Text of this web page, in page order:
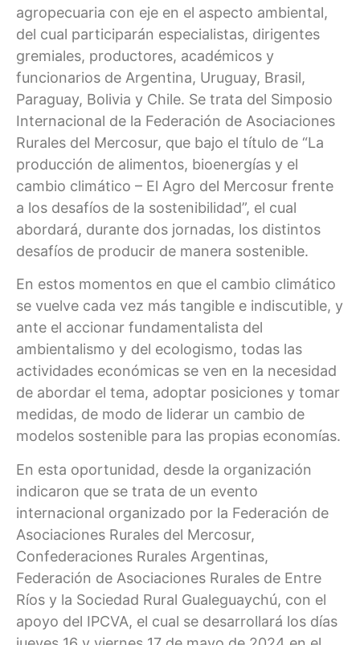
agropecuaria con eje en el aspecto ambiental,
del cual participarán especialistas, dirigentes
gremiales, productores, académicos y
funcionarios de Argentina, Uruguay, Brasil,
Paraguay, Bolivia y Chile. Se trata del Simposio
Internacional de la Federación de Asociaciones
Rurales del Mercosur, que bajo el título de “La
producción de alimentos, bioenergías y el
cambio climático – El Agro del Mercosur frente
a los desafíos de la sostenibilidad”, el cual
abordará, durante dos jornadas, los distintos
desafíos de producir de manera sostenible.
En estos momentos en que el cambio climático
se vuelve cada vez más tangible e indiscutible, y
ante el accionar fundamentalista del
ambientalismo y del ecologismo, todas las
actividades económicas se ven en la necesidad
de abordar el tema, adoptar posiciones y tomar
medidas, de modo de liderar un cambio de
modelos sostenible para las propias economías.
En esta oportunidad, desde la organización
indicaron que se trata de un evento
internacional organizado por la Federación de
Asociaciones Rurales del Mercosur,
Confederaciones Rurales Argentinas,
Federación de Asociaciones Rurales de Entre
Ríos y la Sociedad Rural Gualeguaychú, con el
apoyo del IPCVA, el cual se desarrollará los días